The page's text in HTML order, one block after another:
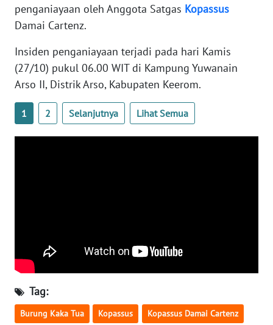
penganiayaan oleh Anggota Satgas Kopassus
Damai Cartenz.
Insiden penganiayaan terjadi pada hari Kamis
(27/10) pukul 06.00 WIT di Kampung Yuwanain
Arso II, Distrik Arso, Kabupaten Keerom.
1 2 Selanjutnya Lihat Semua
Tag:
Burung Kaka Tua Kopassus Kopassus Damai Cartenz
BANTEN
WN
KEPRI
WN
WN
SERAMBI